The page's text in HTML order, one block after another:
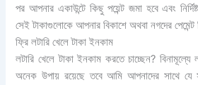
পর আপনার একাউন্টে কিছু পয়েন্ট জমা হবে এবং
সেই টাকাগুলোকে আপনার বিকাশে অথবা নগদের পেমেন্ট
ফ্রি লটারি খেলে টাকা ইনকাম
লটারি খেলে টাকা ইনকাম করতে চাচ্ছেন? বিনামূল্যে
অনেক উপায় রয়েছে তবে আমি আপনাদের সাথে